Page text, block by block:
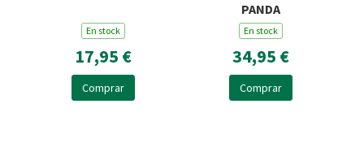
En stock
17,95 €
Comprar
PANDA
En stock
34,95 €
Comprar